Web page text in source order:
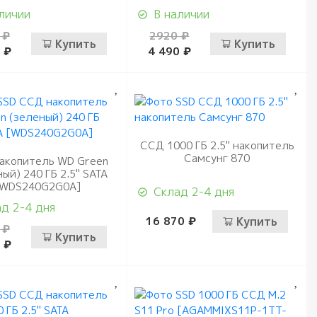
₽
₽
Купить
В наличии
2920 ₽
4 490 ₽
Купить
WD Green
240 ГБ 2.5" SATA
2-4 дня
₽
₽
Купить
ССД 1000 ГБ 2.5" накопитель
Самсунг 870
Склад 2-4 дня
16 870 ₽ Купить